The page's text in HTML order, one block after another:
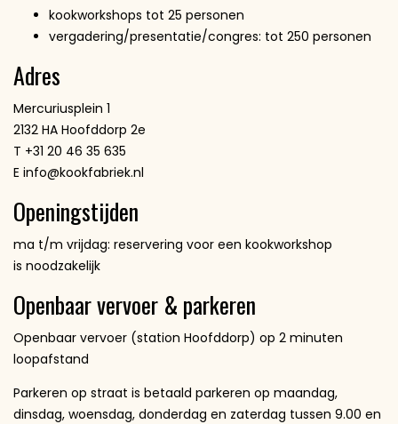
kookworkshops tot 25 personen
vergadering/presentatie/congres: tot 250 personen
Adres
Mercuriusplein 1
2132 HA Hoofddorp 2e
T +31 20 46 35 635
E info@kookfabriek.nl
Openingstijden
ma t/m vrijdag: reservering voor een kookworkshop
is noodzakelijk
Openbaar vervoer & parkeren
Openbaar vervoer (station Hoofddorp) op 2 minuten
loopafstand
Parkeren op straat is betaald parkeren op maandag,
dinsdag, woensdag, donderdag en zaterdag tussen 9.00 en